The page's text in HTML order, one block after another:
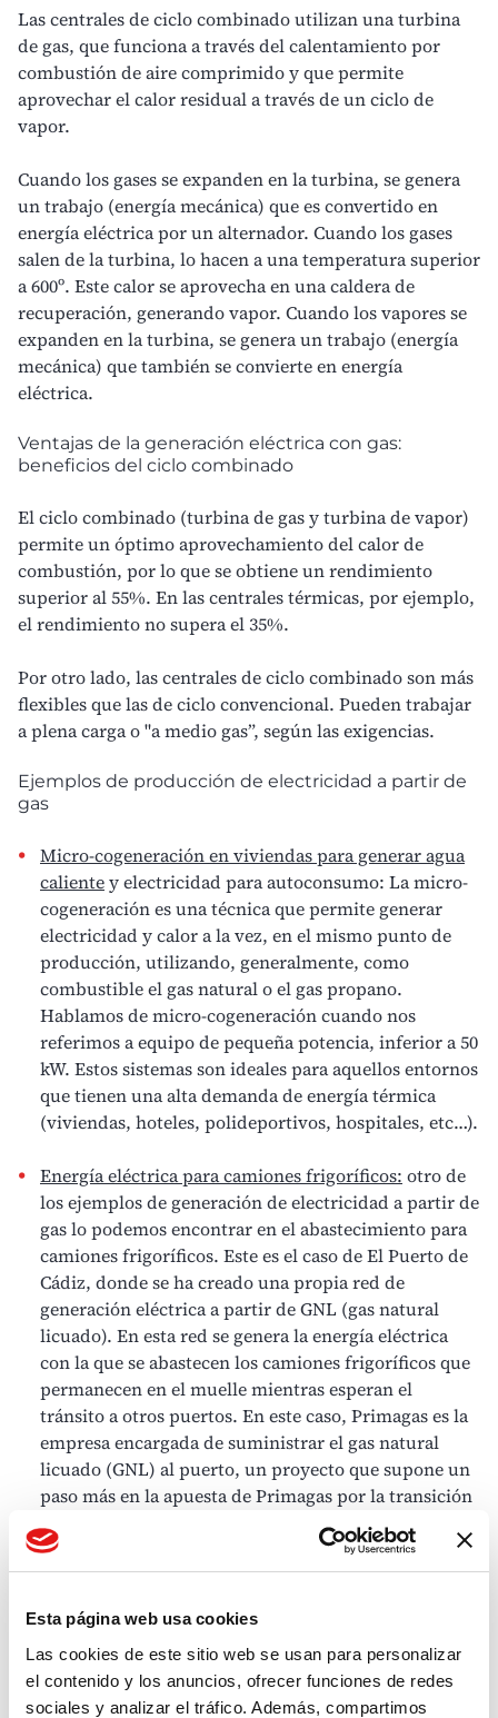
Esta página web usa cookies
Las cookies de este sitio web se usan para personalizar
el contenido y los anuncios, ofrecer funciones de redes
sociales y analizar el tráfico. Además, compartimos
Las centrales de ciclo combinado utilizan una turbina
de gas, que funciona a través del calentamiento por
combustión de aire comprimido y que permite
aprovechar el calor residual a través de un ciclo de
vapor.
Cuando los gases se expanden en la turbina, se genera
un trabajo (energía mecánica) que es convertido en
energía eléctrica por un alternador. Cuando los gases
salen de la turbina, lo hacen a una temperatura superior
a 600º. Este calor se aprovecha en una caldera de
recuperación, generando vapor. Cuando los vapores se
expanden en la turbina, se genera un trabajo (energía
mecánica) que también se convierte en energía
eléctrica.
Ventajas de la generación eléctrica con gas:
beneficios del ciclo combinado
El ciclo combinado (turbina de gas y turbina de vapor)
permite un óptimoaprovechamiento del calor de
combustión, por lo que se obtiene un rendimiento
superior al 55%. En las centrales térmicas, por ejemplo,
el rendimiento no supera el 35%.
Por otro lado, las centrales de ciclo combinado son más
flexibles que las de ciclo convencional. Pueden trabajar
a plena carga o "a medio gas”, según las exigencias.
Ejemplos de producción de electricidad a partir de
gas
Micro-cogeneración en viviendas para generar agua
calientey electricidad para autoconsumo: La micro-
cogeneración es una técnica que permite generar
electricidad y calor a la vez, en el mismo punto de
producción, utilizando, generalmente, como
combustible el gas natural o el gas propano.
Hablamos de micro-cogeneración cuando nos
referimos a equipo de pequeña potencia, inferior a 50
kW. Estos sistemas son ideales para aquellos entornos
que tienen una alta demanda de energía térmica
(viviendas, hoteles, polideportivos, hospitales, etc…).
Energía eléctrica para camiones frigoríficos: otro de
los ejemplos de generación de electricidad a partir de
gas lo podemos encontrar en el abastecimiento para
camiones frigoríficos. Este es el caso de El Puerto de
Cádiz, donde se ha creado unapropia red de
generación eléctrica a partir de GNL (gas natural
licuado). En esta red se genera la energía eléctrica
con la que se abastecen los camiones frigoríficos que
permanecen en el muelle mientras esperan el
tránsito a otros puertos. En este caso, Primagas es la
empresa encargada de suministrar el gas natural
licuado (GNL) al puerto, un proyecto que supone un
paso más en la apuesta de Primagas por latransición
energética